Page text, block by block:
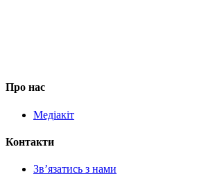
Про нас
Медіакіт
Контакти
Зв’язатись з нами